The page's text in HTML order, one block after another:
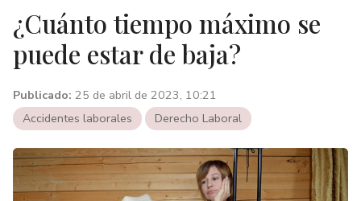
¿Cuánto tiempo máximo se
puede estar de baja?
Publicado: 25 de abril de 2023, 10:21
Accidentes laborales
Derecho Laboral